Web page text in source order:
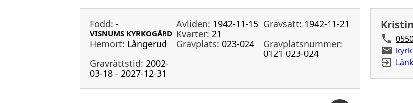
Född: - Avliden: 1942-11-15 Gravsatt: 1942-11-21
VISNUMS KYRKOGÅRD Kvarter: 21
Hemort: Långerud Gravplats: 023-024
Gravplatsnummer:
0121 023-024
Gravrättstid: 2002-
03-18 - 2027-12-31